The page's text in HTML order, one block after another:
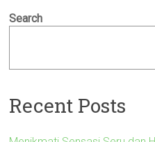
Search
Recent Posts